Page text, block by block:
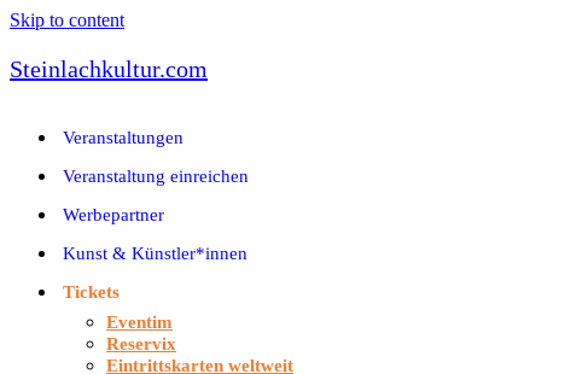
Skip to content
Steinlachkultur.com
Veranstaltungen
Veranstaltung einreichen
Werbepartner
Kunst & Künstler*innen
Tickets
Eventim
Reservix
Eintrittskarten weltweit